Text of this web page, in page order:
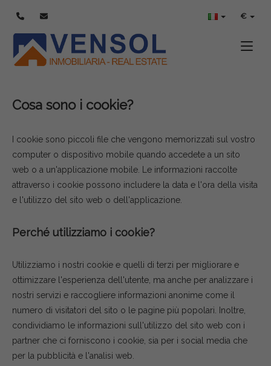
€
POLITICA SUI COOKIE
Cosa sono i cookie?
I cookie sono piccoli file che vengono memorizzati sul vostro
computer o dispositivo mobile quando accedete a un sito
web o a un'applicazione mobile. Le informazioni raccolte
attraverso i cookie possono includere la data e l'ora della visita
e l'utilizzo del sito web o dell'applicazione.
Perché utilizziamo i cookie?
Utilizziamo i nostri cookie e quelli di terzi per migliorare e
ottimizzare l'esperienza dell'utente, ma anche per analizzare i
nostri servizi e raccogliere informazioni anonime come il
numero di visitatori del sito o le pagine più popolari. Inoltre,
condividiamo le informazioni sull'utilizzo del sito web con i
partner che ci forniscono i cookie, sia per i social media che
per la pubblicità e l'analisi web.